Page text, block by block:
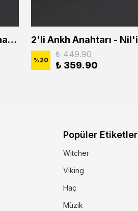
2'li Ankh Anahtarı - Nil'in Anahtarı - Kuru Kafa Erkek Kadın Kolye Seti
%20
₺ 449.90
₺ 359.90
Popüler Etiketler
Witcher
Viking
Haç
Müzik